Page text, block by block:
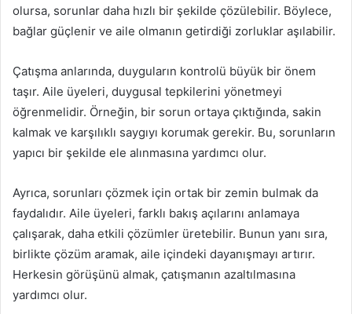
olursa, sorunlar daha hızlı bir şekilde çözülebilir. Böylece,
bağlar güçlenir ve aile olmanın getirdiği zorluklar aşılabilir.
Çatışma anlarında, duyguların kontrolü büyük bir önem
taşır. Aile üyeleri, duygusal tepkilerini yönetmeyi
öğrenmelidir. Örneğin, bir sorun ortaya çıktığında, sakin
kalmak ve karşılıklı saygıyı korumak gerekir. Bu, sorunların
yapıcı bir şekilde ele alınmasına yardımcı olur.
Ayrıca, sorunları çözmek için ortak bir zemin bulmak da
faydalıdır. Aile üyeleri, farklı bakış açılarını anlamaya
çalışarak, daha etkili çözümler üretebilir. Bunun yanı sıra,
birlikte çözüm aramak, aile içindeki dayanışmayı artırır.
Herkesin görüşünü almak, çatışmanın azaltılmasına
yardımcı olur.